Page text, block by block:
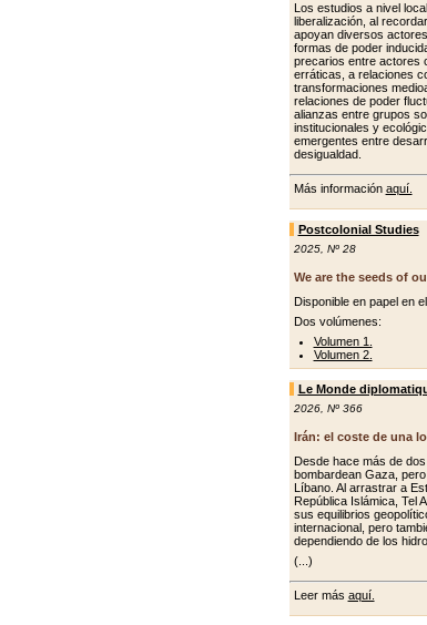
Los estudios a nivel
liberalización, al
apoyan diversos
formas de poder
precarios entre actores
erráticas, a relaciones
transformaciones
relaciones de poder
alianzas entre grupos
institucionales y
emergentes entre
desigualdad.
Más información aquí.
Postcolonial Studies
2025, Nº 28
We are the seeds of
Disponible en papel en
Dos volúmenes:
Volumen 1.
Volumen 2.
Le Monde
2026, Nº 366
Irán: el coste de una
Desde hace más de
bombardean Gaza,
Líbano. Al arrastrar a
República Islámica, Tel
sus equilibrios
internacional, pero
dependiendo de los
(...)
Leer más aquí.